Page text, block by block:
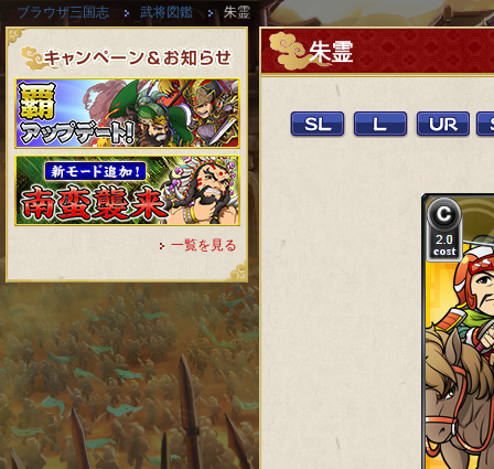
ブラウザ三国志 武将図鑑 朱霊
一覧を見る
朱霊